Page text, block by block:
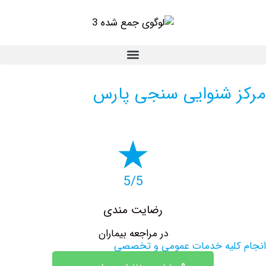
شنوایی سنجی پارس
رضایت مندی
در مراجعه بیماران
خدمات عمومی و تخصصی